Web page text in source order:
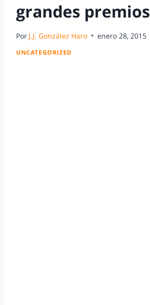
grandes premios
Por J.J. González Haro enero 28, 2015
UNCATEGORIZED